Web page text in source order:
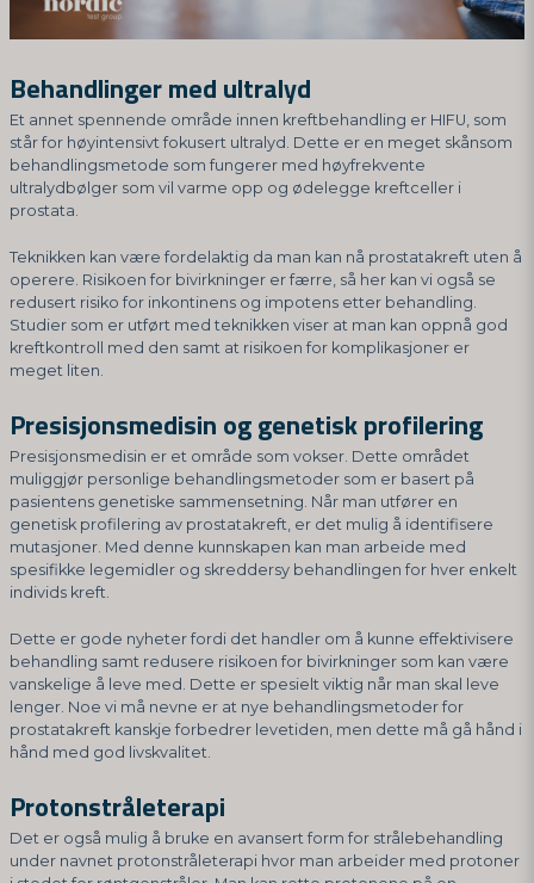
Behandlinger med ultralyd
Et annet spennende område innen kreftbehandling er HIFU, som
står for høyintensivt fokusert ultralyd. Dette er en meget skånsom
behandlingsmetode som fungerer med høyfrekvente
ultralydbølger som vil varme opp og ødelegge kreftceller i
prostata.
Teknikken kan være fordelaktig da man kan nå prostatakreft uten å
operere. Risikoen for bivirkninger er færre, så her kan vi også se
redusert risiko for inkontinens og impotens etter behandling.
Studier som er utført med teknikken viser at man kan oppnå god
kreftkontroll med den samt at risikoen for komplikasjoner er
meget liten.
Presisjonsmedisin og genetisk profilering
Presisjonsmedisin er et område som vokser. Dette området
muliggjør personlige behandlingsmetoder som er basert på
pasientens genetiske sammensetning. Når man utfører en
genetisk profilering av prostatakreft, er det mulig å identifisere
mutasjoner. Med denne kunnskapen kan man arbeide med
spesifikke legemidler og skreddersy behandlingen for hver enkelt
individs kreft.
Dette er gode nyheter fordi det handler om å kunne effektivisere
behandling samt redusere risikoen for bivirkninger som kan være
vanskelige å leve med. Dette er spesielt viktig når man skal leve
lenger. Noe vi må nevne er at nye behandlingsmetoder for
prostatakreft kanskje forbedrer levetiden, men dette må gå hånd i
hånd med god livskvalitet.
Protonstråleterapi
Det er også mulig å bruke en avansert form for strålebehandling
under navnet protonstråleterapi hvor man arbeider med protoner